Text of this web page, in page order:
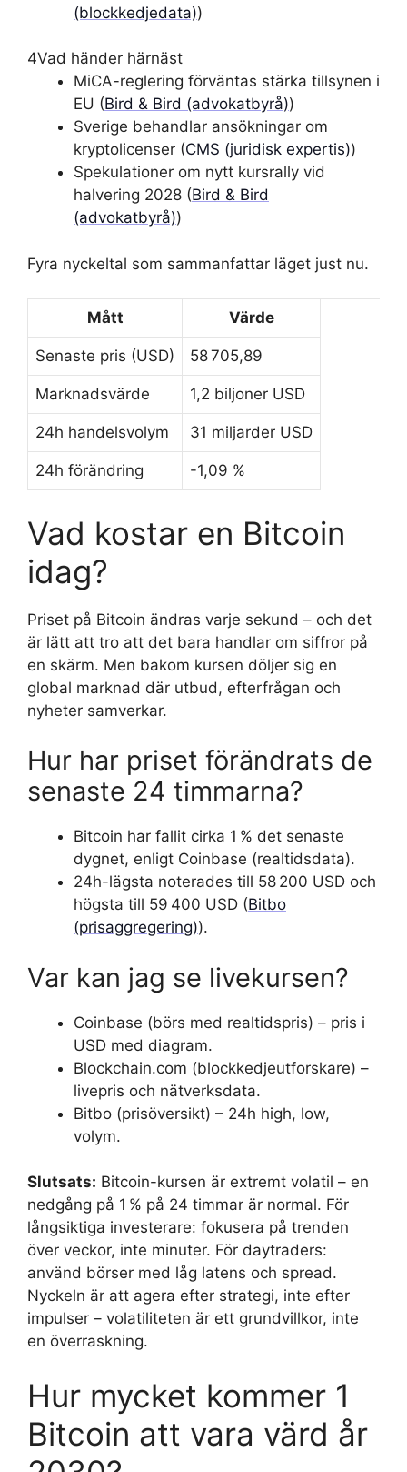
(blockkedjedata))
4Vad händer härnäst
MiCA-reglering förväntas stärka tillsynen i
EU (Bird & Bird (advokatbyrå))
Sverige behandlar ansökningar om
kryptolicenser (CMS (juridisk expertis))
Spekulationer om nytt kursrally vid
halvering 2028 (Bird & Bird
(advokatbyrå))
Fyra nyckeltal som sammanfattar läget just nu.
Mått Värde
Senaste pris (USD) 58 705,89
Marknadsvärde 1,2 biljoner USD
24h handelsvolym 31 miljarder USD
24h förändring -1,09 %
Vad kostar en Bitcoin
idag?
Priset på Bitcoin ändras varje sekund – och det
är lätt att tro att det bara handlar om siffror på
en skärm. Men bakom kursen döljer sig en
global marknad där utbud, efterfrågan och
nyheter samverkar.
Hur har priset förändrats de
senaste 24 timmarna?
Bitcoin har fallit cirka 1 % det senaste
dygnet, enligt Coinbase (realtidsdata).
24h-lägsta noterades till 58 200 USD och
högsta till 59 400 USD (Bitbo
(prisaggregering)).
Var kan jag se livekursen?
Coinbase (börs med realtidspris) – pris i
USD med diagram.
Blockchain.com (blockkedjeutforskare) –
livepris och nätverksdata.
Bitbo (prisöversikt) – 24h high, low,
volym.
Slutsats: Bitcoin-kursen är extremt volatil – en
nedgång på 1 % på 24 timmar är normal. För
långsiktiga investerare: fokusera på trenden
över veckor, inte minuter. För daytraders:
använd börser med låg latens och spread.
Nyckeln är att agera efter strategi, inte efter
impulser – volatiliteten är ett grundvillkor, inte
en överraskning.
Hur mycket kommer 1
Bitcoin att vara värd år